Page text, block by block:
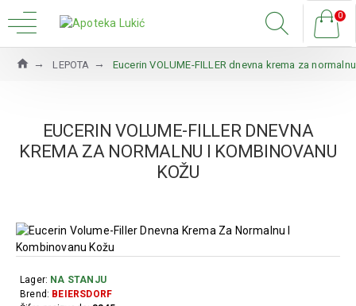
0
LEPOTA Eucerin VOLUME-FILLER dnevna krema za
EUCERIN VOLUME-FILLER DNEVNA
KREMA ZA NORMALNU I KOMBINOVANU
KOŽU
Lager: NA STANJU
Brend: BEIERSDORF